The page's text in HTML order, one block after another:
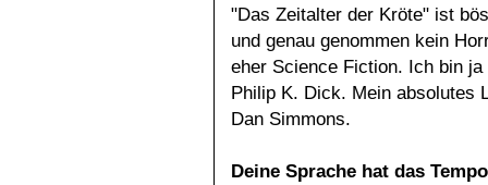
"Das Zeitalter der Kröte" ist
und genau genommen kein
eher Science Fiction. Ich bin
Philip K. Dick. Mein absolutes
Dan Simmons.
Deine Sprache hat das